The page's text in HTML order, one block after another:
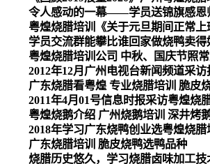
令人感动的一幕——学员送锦旗感恩
粤煌烧腊培训《关于元旦期间正常上
学员交流群能攀比谁回家做烧鸭卖得
粤煌烧腊培训公司 中秋、国庆节照
2012年12月广州电视台新闻频道采
广东烧腊看粤煌 专业烧腊培训 脆皮
2011年4月01号信息时报采访粤煌烧
粤煌烧鹅介绍 广州烧鹅培训 深井烤
2018年学习广东烧鸭创业选粤煌烧腊
广东烧腊培训 脆皮烧鸭选鸭品种